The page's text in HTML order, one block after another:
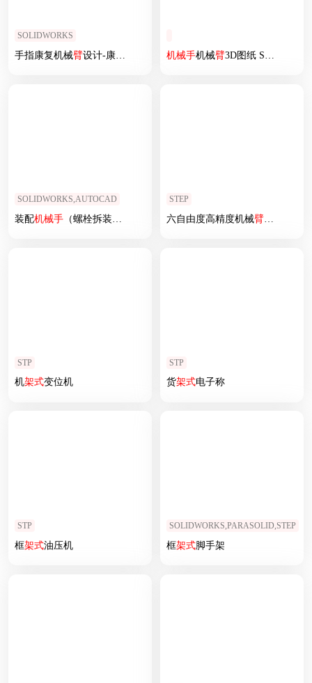
SOLIDWORKS
手指康复机械臂设计-康复 机械手机械臂3D图纸 STP格式
SOLIDWORKS,AUTOCAD
装配机械手（螺栓拆装机械
STEP
六自由度高精度机械臂机械手
STP
机架式变位机
STP
货架式电子称
STP
框架式油压机
SOLIDWORKS,PARASOLID,STEP
框架式脚手架